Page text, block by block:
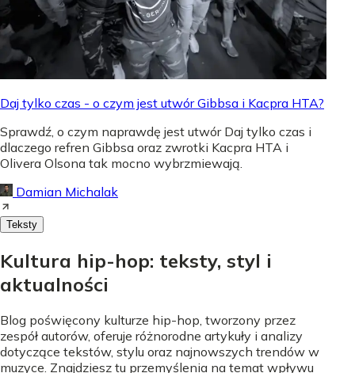
Daj tylko czas - o czym jest utwór Gibbsa i Kacpra HTA?
Sprawdź, o czym naprawdę jest utwór Daj tylko czas i
dlaczego refren Gibbsa oraz zwrotki Kacpra HTA i
Olivera Olsona tak mocno wybrzmiewają.
Damian Michalak
Teksty
Kultura hip-hop: teksty, styl i
aktualności
Blog poświęcony kulturze hip-hop, tworzony przez
zespół autorów, oferuje różnorodne artykuły i analizy
dotyczące tekstów, stylu oraz najnowszych trendów w
muzyce. Znajdziesz tu przemyślenia na temat wpływu